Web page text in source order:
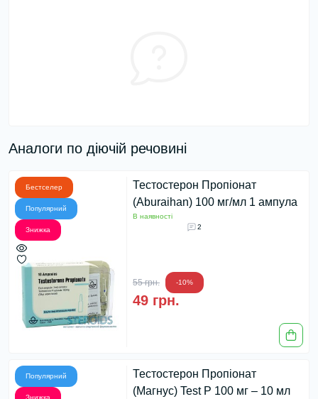
Аналоги по діючій речовині
Бестселер
Популярний
Знижка
Тестостерон Пропіонат
(Aburaihan) 100 мг/мл 1 ампула
В наявності
2
55 грн. -10%
49 грн.
Популярний
Знижка
Тестостерон Пропіонат
(Магнус) Test P 100 мг – 10 мл